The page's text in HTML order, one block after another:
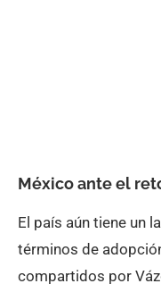
México ante el
El país aún tiene un
términos de
compartidos por